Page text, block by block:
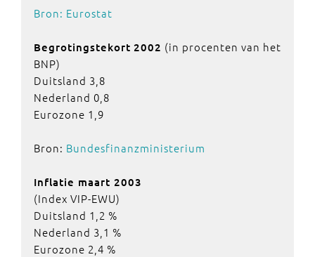
Bron: Eurostat
Begrotingstekort 2002 (in procenten van het
BNP)
Duitsland 3,8
Nederland 0,8
Eurozone 1,9
Bron: Bundesfinanzministerium
Inflatie maart 2003
(Index VIP-EWU)
Duitsland 1,2 %
Nederland 3,1 %
Eurozone 2,4 %